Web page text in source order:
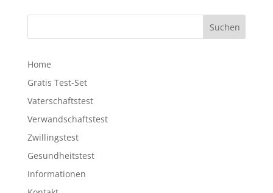
Home
Gratis Test-Set
Vaterschaftstest
Verwandschaftstest
Zwillingstest
Gesundheitstest
Informationen